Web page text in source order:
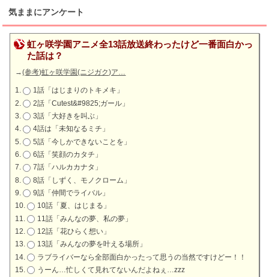
気ままにアンケート
虹ヶ咲学園アニメ全13話放送終わったけど一番面白かっ
た話は？
→(参考)虹ヶ咲学園(ニジガク)ア…
1話「はじまりのトキメキ」
2話「Cutest&#9825;ガール」
3話「大好きを叫ぶ」
4話は「未知なるミチ」
5話「今しかできないことを」
6話「笑顔のカタチ」
7話「ハルカカナタ」
8話「しずく、モノクローム」
9話「仲間でライバル」
10話「夏、はじまる」
11話「みんなの夢、私の夢」
12話「花ひらく想い」
13話「みんなの夢を叶える場所」
ラブライバーなら全部面白かったって思うの当然ですけどー！！
うーん…忙しくて見れてないんだよねぇ…zzz